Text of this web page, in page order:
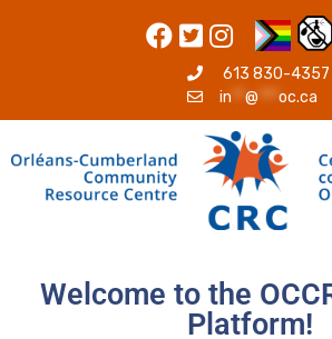
613 830-4357
in ** @***oc.ca
Welcome to the
Platform!